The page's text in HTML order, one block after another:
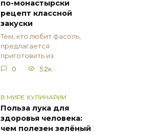
по-монастырски
рецепт классной
закуски
Тем, кто любит фасоль,
предлагается
приготовить из
0
5.2к.
В МИРЕ КУЛИНАРИИ
Польза лука для
здоровья человека:
чем полезен зелёный